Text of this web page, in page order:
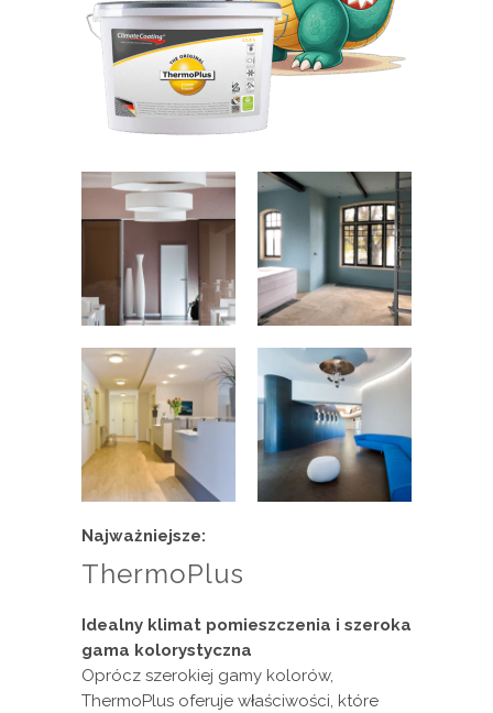
Najważniejsze:
ThermoPlus
Idealny klimat pomieszczenia i szeroka
gama kolorystyczna
Oprócz szerokiej gamy kolorów,
ThermoPlus oferuje właściwości, które